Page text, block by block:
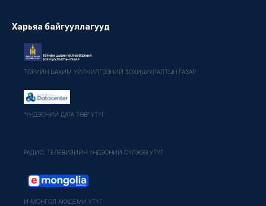
Харьяа байгууллагууд
ТӨРИЙН ЦАХИМ ҮЙЛЧИЛГЭЭНИЙ ЗОХИЦУУЛАЛТЫН ГАЗАР
"ҮНДЭСНИЙ ДАТА ТӨВ" УТҮГ
РАДИО, ТЕЛЕВИЗИЙН ҮНДЭСНИЙ СҮЛЖЭЭ УТҮГ
И-МОНГОЛ АКАДЕМИ УТҮГ